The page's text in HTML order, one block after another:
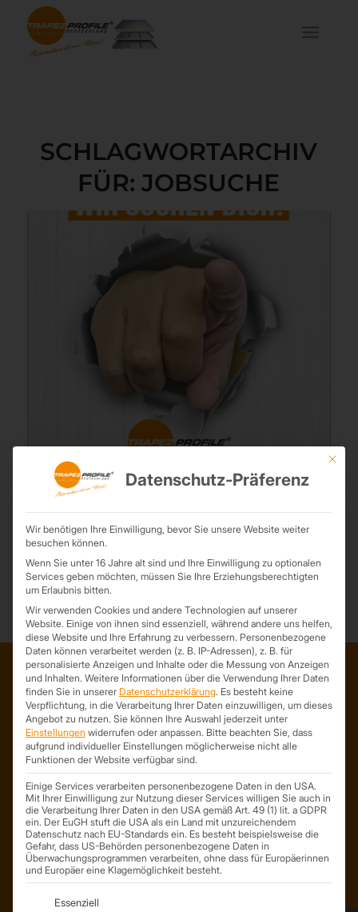
SCHLAGWORTARCHIV
FÜR:JOBSUCHE
Verkäufer gesucht
11. März 2025
Du bist ein Verkaufstalent und suchst eine neue Herausforderung?
Dann haben wir genau das Richtige für dich! Zur Verstärkung
unseres Vertriebsteams suchen wir ab sofort ...
ADRESSE
Trapezprofile Deutschland
ist ein Geschäftsbereich der
On Spot Service GmbH
Söllichauer Straße 7
04356 Leipzig
Deutschland
Mail: info@trapezprofile-deutschland.de
Tel.: +49 341 520 19 139
Mit
Datenschutz-Präferenz
Wir benötigen Ihre Einwilligung, bevor Sie unsere Website weiter
besuchen können.
Wenn Sie unter 16 Jahre alt sind und Ihre Einwilligung zu optionalen
Services geben möchten, müssen Sie Ihre Erziehungsberechtigten
um Erlaubnis bitten.
Wir verwenden Cookies und andere Technologien auf unserer
Website. Einige von ihnen sind essenziell, während andere uns helfen,
diese Website und Ihre Erfahrung zu verbessern. Personenbezogene
Daten können verarbeitet werden (z. B. IP-Adressen), z. B. für
personalisierte Anzeigen und Inhalte oder die Messung von Anzeigen
und Inhalten. Weitere Informationen über die Verwendung Ihrer Daten
finden Sie in unserer Datenschutzerklärung. Es besteht keine
Verpflichtung, in die Verarbeitung Ihrer Daten einzuwilligen, um dieses
Angebot zu nutzen. Sie können Ihre Auswahl jederzeit unter
Einstellungen widerrufen oder anpassen. Bitte beachten Sie, dass
aufgrund individueller Einstellungen möglicherweise nicht alle
Funktionen der Website verfügbar sind.
Einige Services verarbeiten personenbezogene Daten in den USA.
Mit Ihrer Einwilligung zur Nutzung dieser Services willigen Sie auch in
die Verarbeitung Ihrer Daten in den USA gemäß Art. 49 (1) lit. a GDPR
ein. Der EuGH stuft die USA als ein Land mit unzureichendem
Datenschutz nach EU-Standards ein. Es besteht beispielsweise die
Gefahr, dass US-Behörden personenbezogene Daten in
Überwachungsprogrammen verarbeiten, ohne dass für Europäerinnen
und Europäer eine Klagemöglichkeit besteht.
Es folgt eine Liste der Service-Gruppen, für die eine
Essenziell